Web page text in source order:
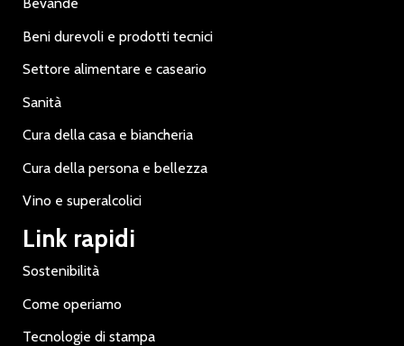
Beni durevoli e prodotti tecnici
Settore alimentare e caseario
Sanità
Cura della casa e biancheria
Cura della persona e bellezza
Vino e superalcolici
Link rapidi
Sostenibilità
Come operiamo
Tecnologie di stampa